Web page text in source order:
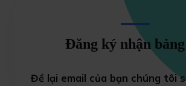
Đăng ký nhận
Đề lại email của bạn chúng tôi